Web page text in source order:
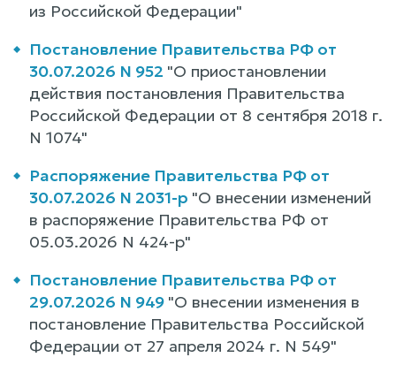
из Российской Федерации"
Постановление Правительства РФ от
30.07.2026 N 952 "О приостановлении
действия постановления Правительства
Российской Федерации от 8 сентября 2018 г.
N 1074"
Распоряжение Правительства РФ от
30.07.2026 N 2031-р "О внесении изменений
в распоряжение Правительства РФ от
05.03.2026 N 424-р"
Постановление Правительства РФ от
29.07.2026 N 949 "О внесении изменения в
постановление Правительства Российской
Федерации от 27 апреля 2024 г. N 549"